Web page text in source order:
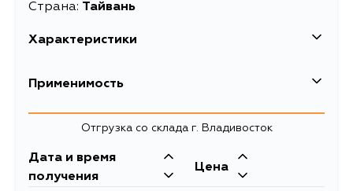
Страна: Тайвань
Характеристики
Описание
освещения
Оранжевый цвет без
Расширенное описание
Лампа (W5W (T10)/
Применимость
Mazda
Mitsubishi
Отгрузка со склада г. Владивосток
Дата и время
получения
Цена